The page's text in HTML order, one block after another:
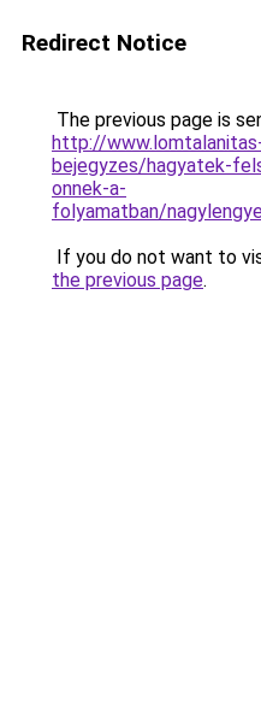
Redirect Notice
The previous page is
http://
bejegyzes/hagyatek-
onnek-a-
folyamatban/
If you do not want to
the previous page.